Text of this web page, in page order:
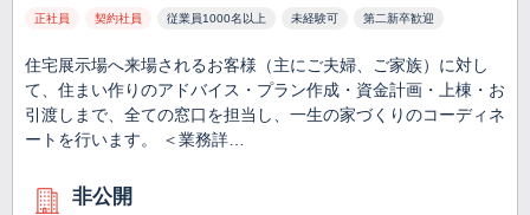
正社員 契約社員 従業員1000名以上 未経験可 第二新卒歓迎
住宅展示場へ来場されるお客様（主にご夫婦、ご家族）に対し
て、住まい作りのアドバイス・プラン作成・資金計画・上棟・お
引渡しまで、全ての窓口を担当し、一生の家づくりのコーディネ
ートを行います。 ＜業務詳…
非公開